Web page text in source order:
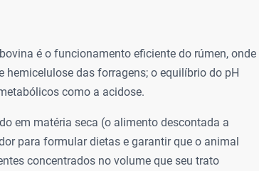
é o funcionamento eficiente do rúmen, onde
das forragens; o equilíbrio do pH
como a acidose.
em matéria seca (o alimento descontada a
para formular dietas e garantir que o animal
concentrados no volume que seu trato